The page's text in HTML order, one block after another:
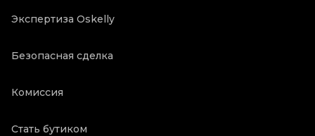
Экспертиза Oskelly
Безопасная сделка
Комиссия
Стать бутиком